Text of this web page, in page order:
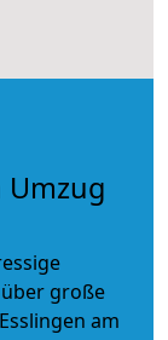
Umzug
große
am